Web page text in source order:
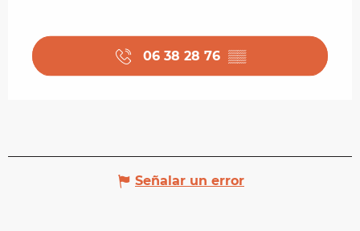
06 38 28 76 ▒▒
Señalar un error